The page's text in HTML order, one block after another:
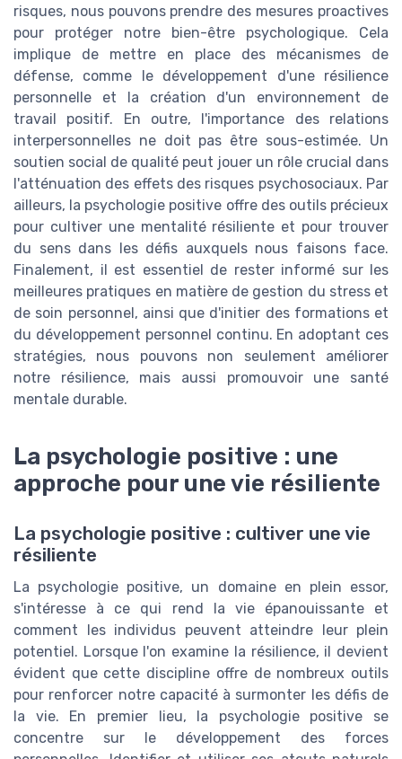
risques, nous pouvons prendre des mesures proactives
pour protéger notre bien-être psychologique. Cela
implique de mettre en place des mécanismes de
défense, comme le développement d'une résilience
personnelle et la création d'un environnement de
travail positif. En outre, l'importance des relations
interpersonnelles ne doit pas être sous-estimée. Un
soutien social de qualité peut jouer un rôle crucial dans
l'atténuation des effets des risques psychosociaux. Par
ailleurs, la psychologie positive offre des outils précieux
pour cultiver une mentalité résiliente et pour trouver
du sens dans les défis auxquels nous faisons face.
Finalement, il est essentiel de rester informé sur les
meilleures pratiques en matière de gestion du stress et
de soin personnel, ainsi que d'initier des formations et
du développement personnel continu. En adoptant ces
stratégies, nous pouvons non seulement améliorer
notre résilience, mais aussi promouvoir une santé
mentale durable.
La psychologie positive : une
approche pour une vie résiliente
La psychologie positive : cultiver une vie
résiliente
La psychologie positive, un domaine en plein essor,
s'intéresse à ce qui rend la vie épanouissante et
comment les individus peuvent atteindre leur plein
potentiel. Lorsque l'on examine la résilience, il devient
évident que cette discipline offre de nombreux outils
pour renforcer notre capacité à surmonter les défis de
la vie. En premier lieu, la psychologie positive se
concentre sur le développement des forces